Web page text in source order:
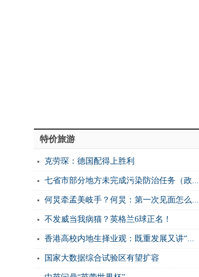
特价旅游
克劳琛：德国配得上胜利
七省市部分地方未完成污染防治任务（政...
何炅牵孟美岐手？何炅：第一次见面怎么...
不发威当我病猫？英格兰6球正名！
香港高校内地生择业观：既重发展又讲“...
国家大数据综合试验区有望扩容